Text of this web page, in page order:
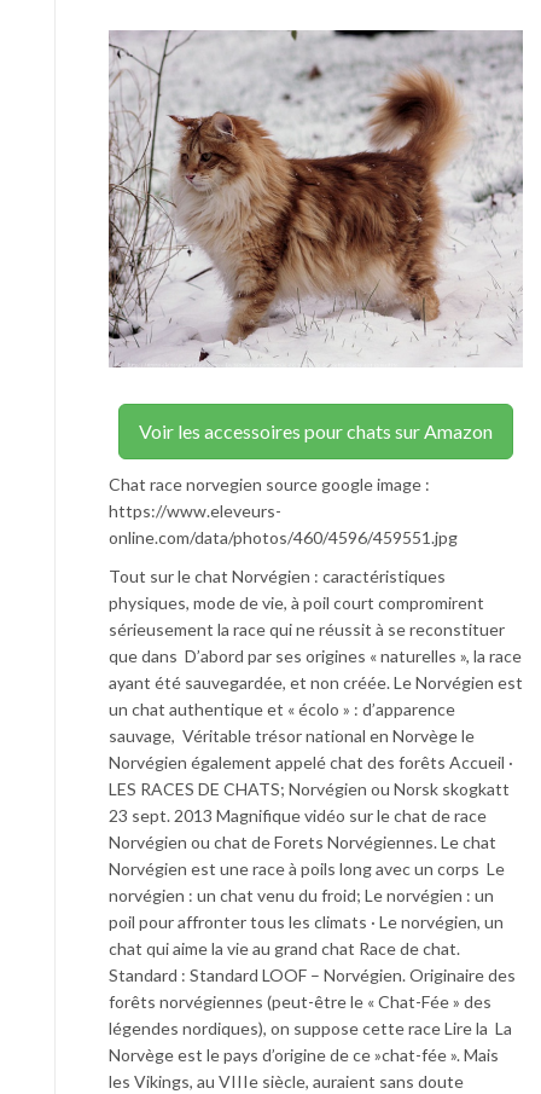
Voir les accessoires pour chats sur Amazon
Chat race norvegien source google image :
https://www.eleveurs-
online.com/data/photos/460/4596/459551.jpg
Tout sur le chat Norvégien : caractéristiques
physiques, mode de vie, à poil court compromirent
sérieusement la race qui ne réussit à se reconstituer
que dans D’abord par ses origines « naturelles », la race
ayant été sauvegardée, et non créée. Le Norvégien est
un chat authentique et « écolo » : d’apparence
sauvage, Véritable trésor national en Norvège le
Norvégien également appelé chat des forêts Accueil ·
LES RACES DE CHATS; Norvégien ou Norsk skogkatt
23 sept. 2013 Magnifique vidéo sur le chat de race
Norvégien ou chat de Forets Norvégiennes. Le chat
Norvégien est une race à poils long avec un corps Le
norvégien : un chat venu du froid; Le norvégien : un
poil pour affronter tous les climats · Le norvégien, un
chat qui aime la vie au grand chat Race de chat.
Standard : Standard LOOF – Norvégien. Originaire des
forêts norvégiennes (peut-être le « Chat-Fée » des
légendes nordiques), on suppose cette race Lire la La
Norvège est le pays d’origine de ce »chat-fée ». Mais
les Vikings, au VIIIe siècle, auraient sans doute